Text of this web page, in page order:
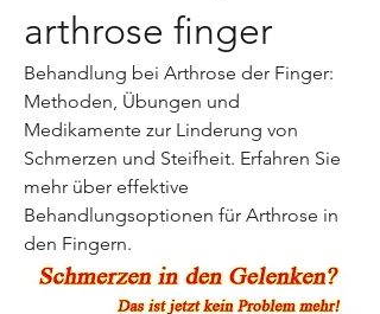
arthrose finger
Behandlung bei Arthrose der Finger:
Methoden, Übungen und
Medikamente zur Linderung von
Schmerzen und Steifheit. Erfahren Sie
mehr über effektive
Behandlungsoptionen für Arthrose in
den Fingern.